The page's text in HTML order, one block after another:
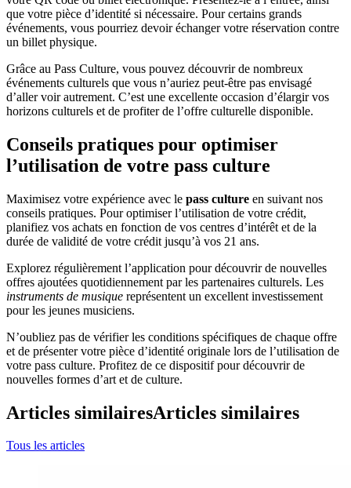
que votre pièce d’identité si nécessaire. Pour certains grands
événements, vous pourriez devoir échanger votre réservation contre
un billet physique.
Grâce au Pass Culture, vous pouvez découvrir de nombreux
événements culturels que vous n’auriez peut-être pas envisagé
d’aller voir autrement. C’est une excellente occasion d’élargir vos
horizons culturels et de profiter de l’offre culturelle disponible.
Conseils pratiques pour optimiser
l’utilisation de votre pass culture
Maximisez votre expérience avec le pass culture en suivant nos
conseils pratiques. Pour optimiser l’utilisation de votre crédit,
planifiez vos achats en fonction de vos centres d’intérêt et de la
durée de validité de votre crédit jusqu’à vos 21 ans.
Explorez régulièrement l’application pour découvrir de nouvelles
offres ajoutées quotidiennement par les partenaires culturels. Les
instruments de musique représentent un excellent investissement
pour les jeunes musiciens.
N’oubliez pas de vérifier les conditions spécifiques de chaque offre
et de présenter votre pièce d’identité originale lors de l’utilisation de
votre pass culture. Profitez de ce dispositif pour découvrir de
nouvelles formes d’art et de culture.
Articles similairesArticles similaires
Tous les articles